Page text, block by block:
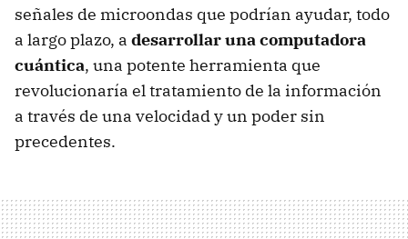
señales de microondas que podrían ayudar, todo
a largo plazo, a desarrollar una computadora
cuántica, una potente herramienta que
revolucionaría el tratamiento de la información
a través de una velocidad y un poder sin
precedentes.